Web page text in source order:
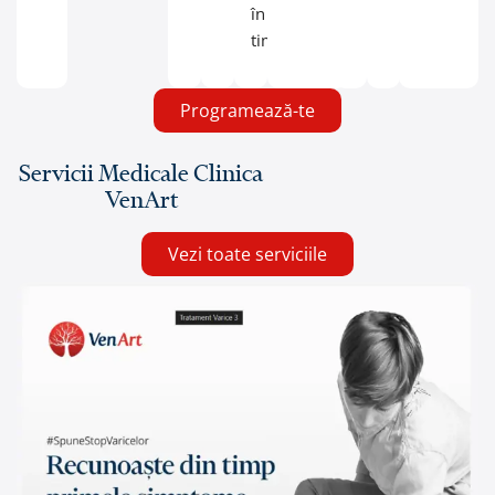
în
timp.
Programează-te
Servicii Medicale Clinica
VenArt
Vezi toate serviciile